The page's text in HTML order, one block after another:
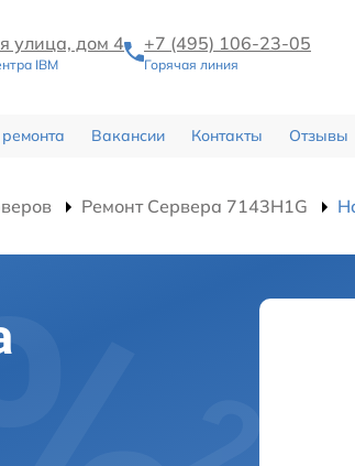
улица, дом 4
IBM
+7 (495) 106-23-05
Горячая линия
Вакансии Контакты Отзывы
Ремонт Сервера 7143H1G